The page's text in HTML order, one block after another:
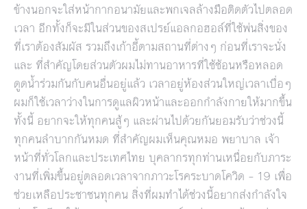
ข้างนอกจะใส่หน้ากากอนามัยและพกเจลล้างมือติดตัวไปตลอด
เวลา อีกทั้งก็จะมีในส่วนของสเปรย์แอลกอฮอล์ที่ใช้พ่นสิ่งของ
ที่เราต้องสัมผัส รวมถึงเก้าอี้ตามสถานที่ต่างๆ ก่อนที่เราจะนั่ง
และ ที่สำคัญโดยส่วนตัวผมไม่ทานอาหารที่ใช้ช้อนหรือหลอด
ดูดน้ำร่วมกันกับคนอื่นอยู่แล้ว เวลาอยู่ห้องส่วนใหญ่เวลาเบื่อๆ
ผมก็ใช้เวลาว่างในการดูแลผิวหน้าและออกกำลังกายให้มากขึ้น
ทั้งนี้ อยากจะให้ทุกคนสู้ๆ และผ่านไปด้วยกันยอมรับว่าช่วงนี้
ทุกคนลำบากกันหมด ที่สำคัญผมเห็นคุณหมอ พยาบาล เจ้า
หน้าที่ทั่วโลกและประเทศไทย บุคลากรทุกท่านเหนื่อยกับภาระ
งานที่เพิ่มขึ้นอยู่ตลอดเวลาจากภาวะโรคระบาดโควิด – 19 เพื่อ
ช่วยเหลือประชาชนทุกคน สิ่งที่ผมทำได้ช่วงนี้อยากส่งกำลังใจ